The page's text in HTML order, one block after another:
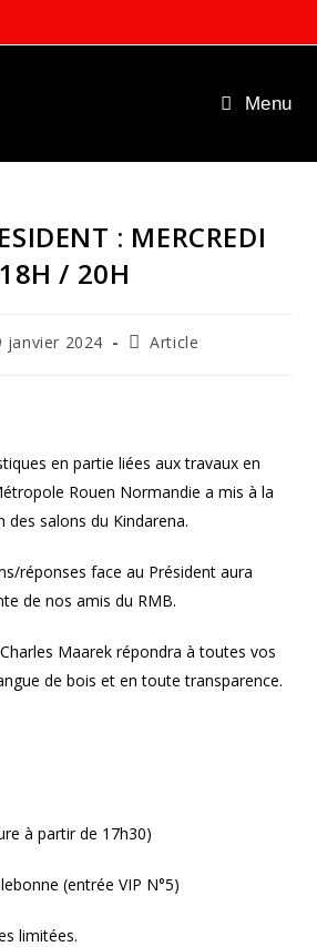
Menu
: MERCREDI
/ 20H
janvier 2024
PostArticle
en partie liées aux travaux en
Rouen Normandie a mis à la
des salons du Kindarena.
réponses face au Président aura
de nos amis du RMB.
Maarek répondra à toutes vos
de bois et en toute transparence.
à partir de 17h30)
(entrée VIP N°5)
limitées.